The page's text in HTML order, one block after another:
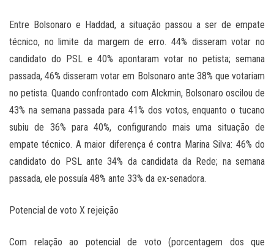
Entre Bolsonaro e Haddad, a situação passou a ser de empate
técnico, no limite da margem de erro. 44% disseram votar no
candidato do PSL e 40% apontaram votar no petista; semana
passada, 46% disseram votar em Bolsonaro ante 38% que votariam
no petista. Quando confrontado com Alckmin, Bolsonaro oscilou de
43% na semana passada para 41% dos votos, enquanto o tucano
subiu de 36% para 40%, configurando mais uma situação de
empate técnico. A maior diferença é contra Marina Silva: 46% do
candidato do PSL ante 34% da candidata da Rede; na semana
passada, ele possuía 48% ante 33% da ex-senadora.
Potencial de voto X rejeição
Com relação ao potencial de voto (porcentagem dos que